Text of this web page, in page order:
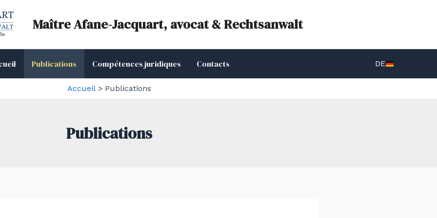
Maître Afane-Jacquart, avocat & Rechtsanwalt
Publications Compétences juridiques Contacts DE
Accueil Publications
Publications